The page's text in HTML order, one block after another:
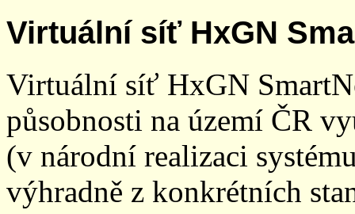
Virtuální síť HxGN
Virtuální síť HxGN
působnosti na území ČR
(v národní realizaci
výhradně z konkrétních